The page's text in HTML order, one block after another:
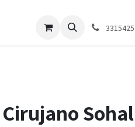
cotizacion Blog
Cirujano Sohal